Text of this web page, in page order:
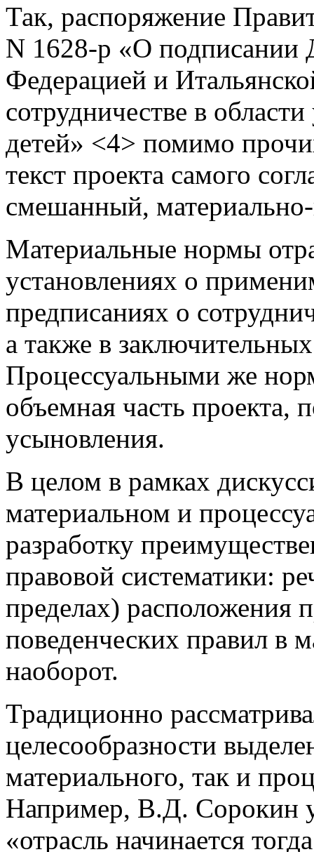
Так, распоряжение
N 1628-р «О подписании
Федерацией и
сотрудничестве в
детей» <4> помимо
текст проекта самого
смешанный,
Материальные нормы
установлениях о
предписаниях о
а также в
Процессуальными же
объемная часть проекта,
усыновления.
В целом в рамках
материальном и
разработку
правовой систематики:
пределах) расположения
поведенческих правил в
наоборот.
Традиционно
целесообразности
материального, так и
Например, В.Д. Сорокин
«отрасль начинается